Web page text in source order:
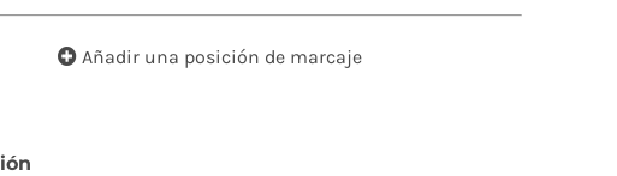
Añadir una posición de marcaje